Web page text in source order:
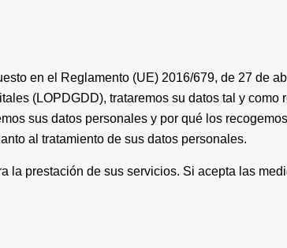
en el Reglamento (UE) 2016/679, de 27 de
(LOPDGDD), trataremos su datos tal y como
sus datos personales y por qué los
al tratamiento de sus datos personales.
la prestación de sus servicios. Si acepta las